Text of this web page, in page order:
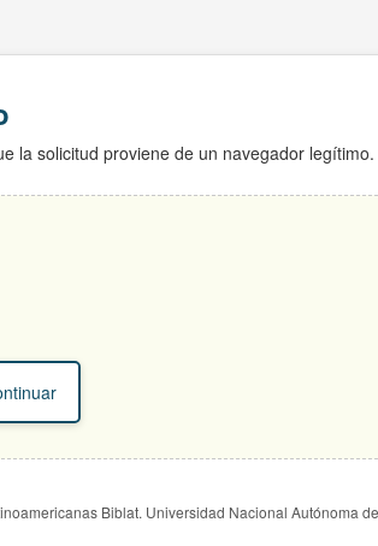
la solicitud proviene de un navegador legítimo.
Biblat. Universidad Nacional Autónoma